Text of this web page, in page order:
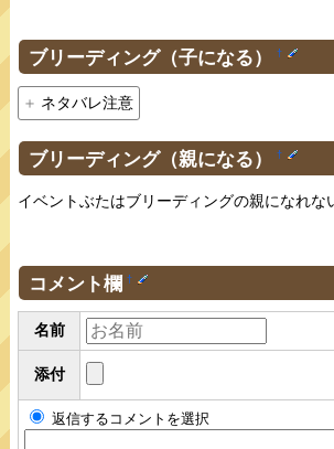
ブリーディング（子になる） †
ネタバレ注意
ブリーディング（親になる） †
イベントぶたはブリーディングの親になれな
コメント欄 †
名前
添付
返信するコメントを選択